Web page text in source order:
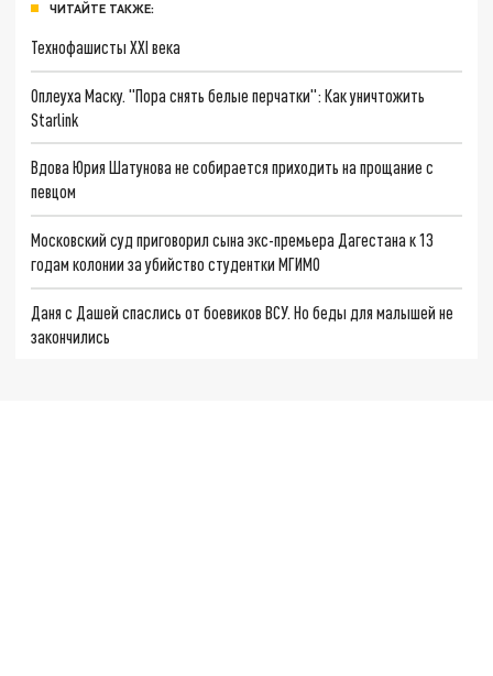
ЧИТАЙТЕ ТАКЖЕ:
Технофашисты XXI века
Оплеуха Маску. "Пора снять белые перчатки": Как уничтожить
Starlink
Вдова Юрия Шатунова не собирается приходить на прощание с
певцом
Московский суд приговорил сына экс-премьера Дагестана к 13
годам колонии за убийство студентки МГИМО
Даня с Дашей спаслись от боевиков ВСУ. Но беды для малышей не
закончились